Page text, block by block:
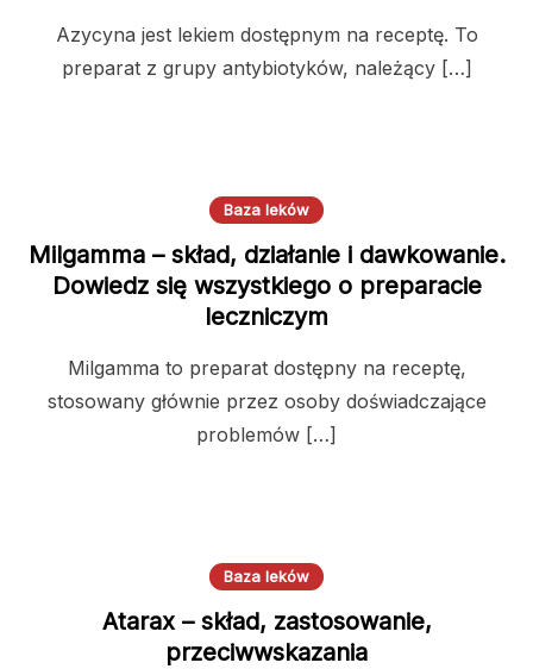
Azycyna jest lekiem dostępnym na receptę. To
preparat z grupy antybiotyków, należący […]
Baza leków
Milgamma – skład, działanie i dawkowanie.
Dowiedz się wszystkiego o preparacie
leczniczym
Milgamma to preparat dostępny na receptę,
stosowany głównie przez osoby doświadczające
problemów […]
Baza leków
Atarax – skład, zastosowanie,
przeciwwskazania